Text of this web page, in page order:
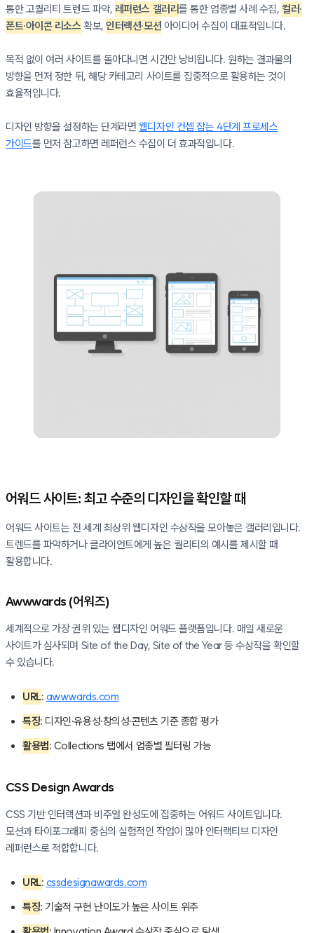
통한 고퀄리티 트렌드 파악, 레퍼런스 갤러리를 통한 업종별 사례 수집, 컬러·
폰트·아이콘 리소스 확보,인터랙션·모션 아이디어 수집이 대표적입니다.
목적 없이 여러 사이트를 돌아다니면 시간만 낭비됩니다. 원하는 결과물의
방향을 먼저 정한 뒤, 해당 카테고리 사이트를 집중적으로 활용하는 것이
효율적입니다.
디자인 방향을 설정하는 단계라면 웹디자인 컨셉 잡는 4단계 프로세스
가이드를 먼저 참고하면 레퍼런스 수집이 더 효과적입니다.
어워드 사이트: 최고 수준의 디자인을 확인할 때
어워드 사이트는 전 세계 최상위 웹디자인 수상작을 모아놓은 갤러리입니다.
트렌드를 파악하거나 클라이언트에게 높은 퀄리티의 예시를 제시할 때
활용합니다.
Awwwards (어워즈)
세계적으로 가장 권위 있는 웹디자인 어워드 플랫폼입니다. 매일 새로운
사이트가 심사되며 Site of the Day, Site of the Year 등 수상작을 확인할
수 있습니다.
URL: awwwards.com
특징: 디자인·유용성·창의성·콘텐츠 기준 종합 평가
활용법: Collections 탭에서 업종별 필터링 가능
CSS Design Awards
CSS 기반 인터랙션과 비주얼 완성도에 집중하는 어워드 사이트입니다.
모션과 타이포그래피 중심의 실험적인 작업이 많아 인터랙티브 디자인
레퍼런스로 적합합니다.
URL: cssdesignawards.com
특징: 기술적 구현 난이도가 높은 사이트 위주